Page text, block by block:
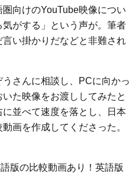
向けのYouTube映像につい
がする」という声が。筆者
い掛かりだなどと非難され
さんに相談し、PCに向かっ
た映像をお渡ししてみたと
並べて速度を落とし、日本
画を作成してくださった。
版の比較動画あり！英語版